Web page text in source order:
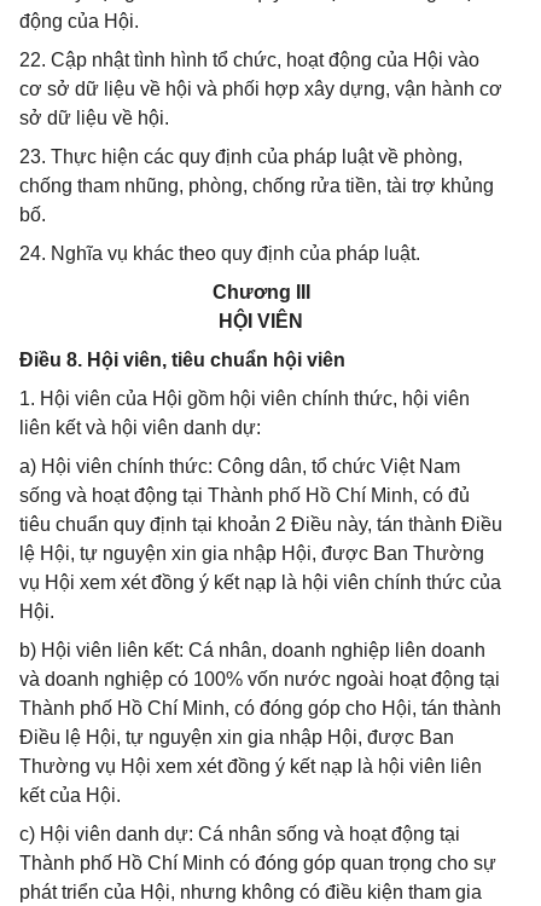
động của Hội.
22. Cập nhật tình hình tổ chức, hoạt động của Hội vào
cơ sở dữ liệu về hội và phối hợp xây dựng, vận hành cơ
sở dữ liệu về hội.
23. Thực hiện các quy định của pháp luật về phòng,
chống tham nhũng, phòng, chống rửa tiền, tài trợ khủng
bố.
24. Nghĩa vụ khác theo quy định của pháp luật.
Chương III
HỘI VIÊN
Điều 8. Hội viên, tiêu chuẩn hội viên
1. Hội viên của Hội gồm hội viên chính thức, hội viên
liên kết và hội viên danh dự:
a) Hội viên chính thức: Công dân, tổ chức Việt Nam
sống và hoạt động tại Thành phố Hồ Chí Minh, có đủ
tiêu chuẩn quy định tại khoản 2 Điều này, tán thành Điều
lệ Hội, tự nguyện xin gia nhập Hội, được Ban Thường
vụ Hội xem xét đồng ý kết nạp là hội viên chính thức của
Hội.
b) Hội viên liên kết: Cá nhân, doanh nghiệp liên doanh
và doanh nghiệp có 100% vốn nước ngoài hoạt động tại
Thành phố Hồ Chí Minh, có đóng góp cho Hội, tán thành
Điều lệ Hội, tự nguyện xin gia nhập Hội, được Ban
Thường vụ Hội xem xét đồng ý kết nạp là hội viên liên
kết của Hội.
c) Hội viên danh dự: Cá nhân sống và hoạt động tại
Thành phố Hồ Chí Minh có đóng góp quan trọng cho sự
phát triển của Hội, nhưng không có điều kiện tham gia